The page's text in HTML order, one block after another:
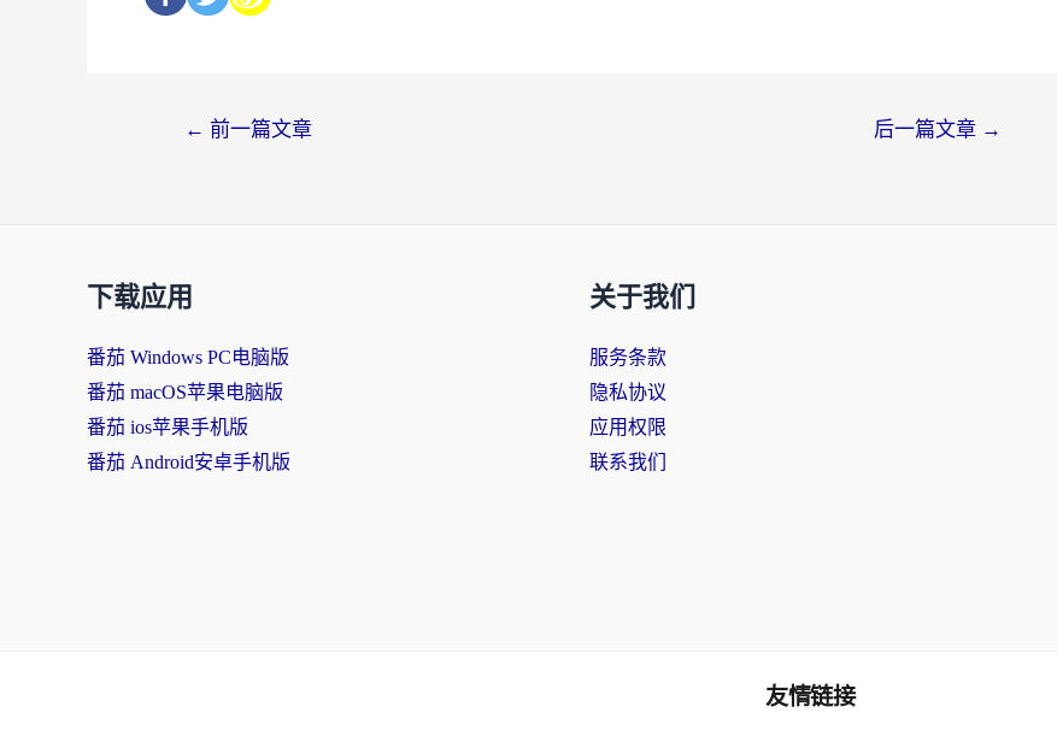
← 前一篇文章 后一篇文章 →
下载应用
番茄 Windows PC电脑版
番茄 macOS苹果电脑版
番茄 ios苹果手机版
番茄 Android安卓手机版
关于我们
服务条款
隐私协议
应用权限
联系我们
友情链接